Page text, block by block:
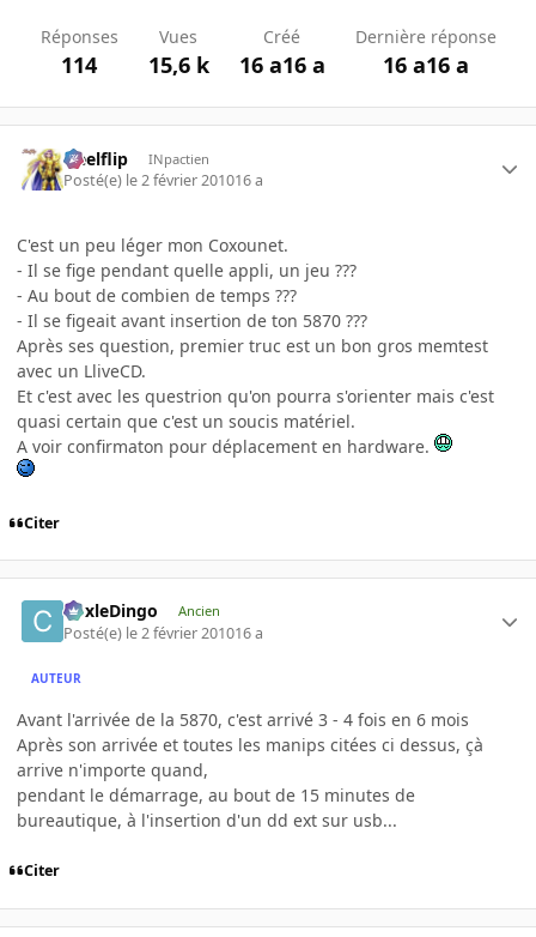
Réponses
114
Vues
15,6 k
Créé
16 a16 a
Dernière réponse
16 a16 a
Heelflip INpactien
Posté(e) le 2 février 201016 a
C'est un peu léger mon Coxounet.
- Il se fige pendant quelle appli, un jeu ???
- Au bout de combien de temps ???
- Il se figeait avant insertion de ton 5870 ???
Après ses question, premier truc est un bon gros memtest
avec un LliveCD.
Et c'est avec les questrion qu'on pourra s'orienter mais c'est
quasi certain que c'est un soucis matériel.
A voir confirmaton pour déplacement en hardware.
Citer
CoxleDingo Ancien
Posté(e) le 2 février 201016 a
AUTEUR
Avant l'arrivée de la 5870, c'est arrivé 3 - 4 fois en 6 mois
Après son arrivée et toutes les manips citées ci dessus, çà
arrive n'importe quand,
pendant le démarrage, au bout de 15 minutes de
bureautique, à l'insertion d'un dd ext sur usb...
Citer